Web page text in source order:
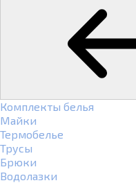
Комплекты белья
Майки
Термобелье
Трусы
Брюки
Водолазки